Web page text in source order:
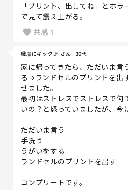
「プリント、出してね」とホ
で見て震え上がる。
共感 1
職場にキック🦵 さん 30代
家に帰ってきたら、ただいま
る→ランドセルのプリントを出
せました。
最初はストレスでストレスで何
いの？と怒っていましたが、今
ただいま言う
手洗う
うがいをする
ランドセルのプリントを出す
コンプリートです。